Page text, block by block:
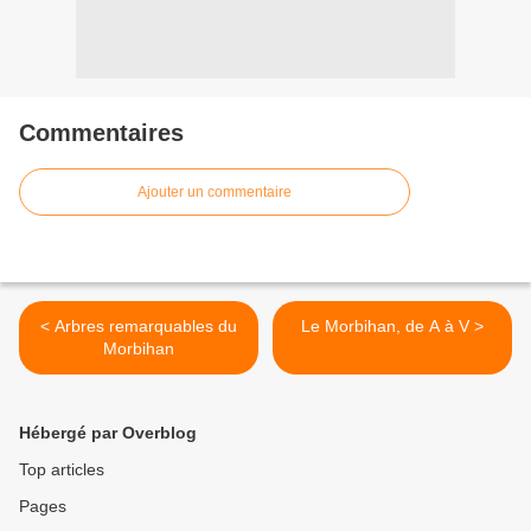
Commentaires
Ajouter un commentaire
< Arbres remarquables du
Morbihan
Le Morbihan, de A à V >
Hébergé par Overblog
Top articles
Pages